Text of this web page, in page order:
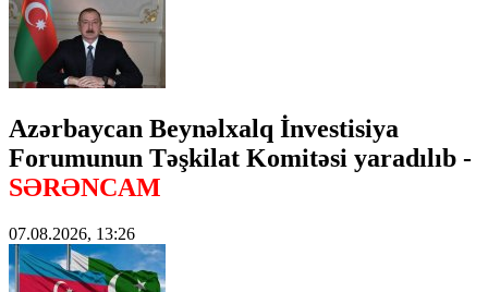
Azərbaycan Beynəlxalq İnvestisiya
Forumunun Təşkilat Komitəsi yaradılıb -
SƏRƏNCAM
07.08.2026, 13:26